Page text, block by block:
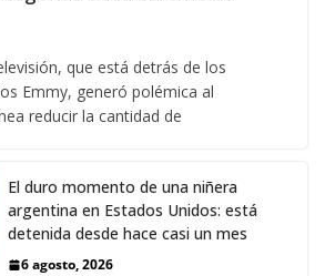
que está detrás de los
Emmy, generó polémica al
reducir la cantidad de
El duro momento de una niñera
argentina en Estados Unidos: está
detenida desde hace casi un mes
6 agosto, 2026